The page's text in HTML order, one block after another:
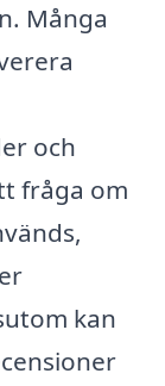
Många
och
fråga om
kan